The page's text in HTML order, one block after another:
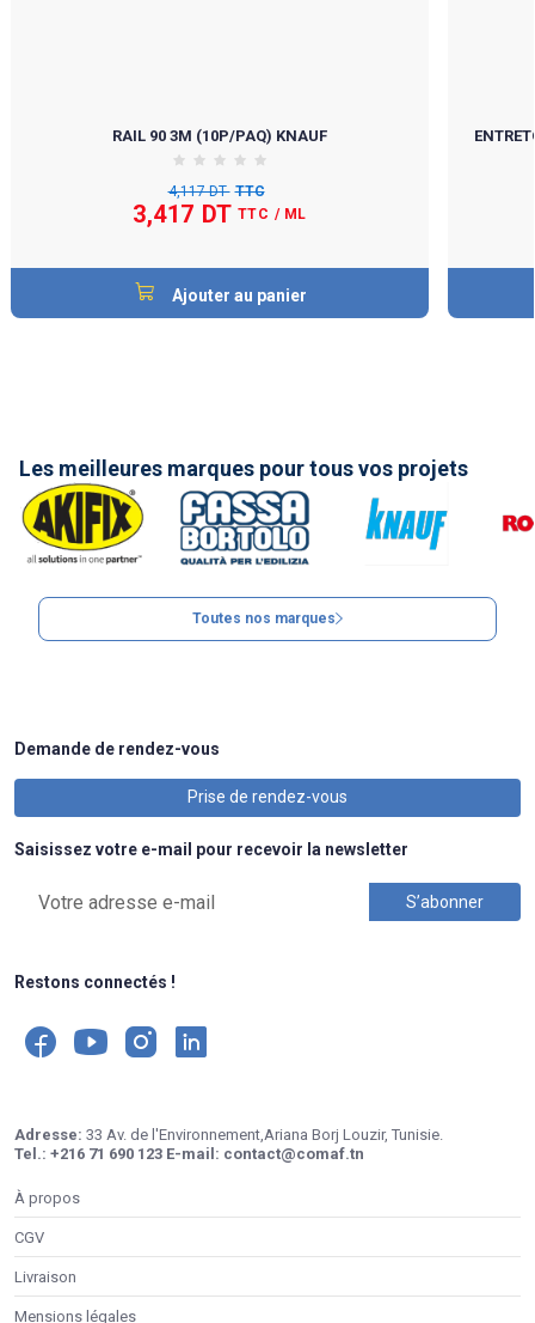
RAIL 90 3M (10P/PAQ) KNAUF
4,117 DT TTC
3,417 DT TTC / ML
Ajouter au panier
Les meilleures marques pour tous vos projets
Toutes nos marques
Demande de rendez-vous
Prise de rendez-vous
Saisissez votre e-mail pour recevoir la newsletter
Restons connectés !
Adresse: 33 Av. de l'Environnement,Ariana Borj Louzir, Tunisie.
Tel.: +216 71 690 123 E-mail: contact@comaf.tn
À propos
CGV
Livraison
Mensions légales